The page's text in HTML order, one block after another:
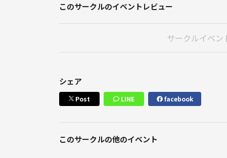
このサークルのイベントレビュー
サークルイベン
シェア
Post LINE facebook
このサークルの他のイベント